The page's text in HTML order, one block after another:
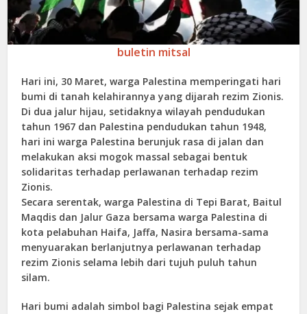
buletin mitsal
Hari ini, 30 Maret, warga Palestina memperingati hari
bumi di tanah kelahirannya yang dijarah rezim Zionis.
Di dua jalur hijau, setidaknya wilayah pendudukan
tahun 1967 dan Palestina pendudukan tahun 1948,
hari ini warga Palestina berunjuk rasa di jalan dan
melakukan aksi mogok massal sebagai bentuk
solidaritas terhadap perlawanan terhadap rezim
Zionis.
Secara serentak, warga Palestina di Tepi Barat, Baitul
Maqdis dan Jalur Gaza bersama warga Palestina di
kota pelabuhan Haifa, Jaffa, Nasira bersama-sama
menyuarakan berlanjutnya perlawanan terhadap
rezim Zionis selama lebih dari tujuh puluh tahun
silam.
Hari bumi adalah simbol bagi Palestina sejak empat